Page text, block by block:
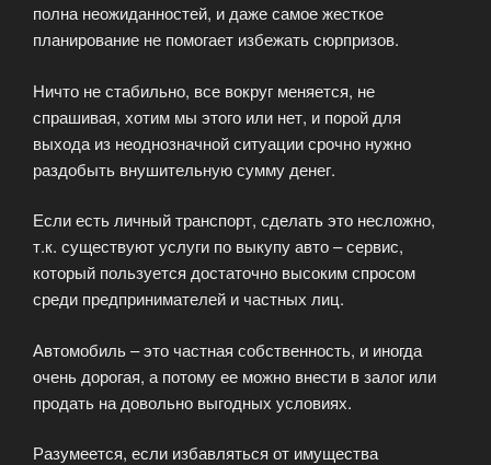
полна неожиданностей, и даже самое жесткое
планирование не помогает избежать сюрпризов.
Ничто не стабильно, все вокруг меняется, не
спрашивая, хотим мы этого или нет, и порой для
выхода из неоднозначной ситуации срочно нужно
раздобыть внушительную сумму денег.
Если есть личный транспорт, сделать это несложно,
т.к. существуют услуги по выкупу авто – сервис,
который пользуется достаточно высоким спросом
среди предпринимателей и частных лиц.
Автомобиль – это частная собственность, и иногда
очень дорогая, а потому ее можно внести в залог или
продать на довольно выгодных условиях.
Разумеется, если избавляться от имущества